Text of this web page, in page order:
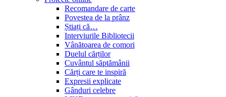
Recomandare de carte
Povestea de la prânz
Știați că…
Interviurile Bibliotecii
Vânătoarea de comori
Duelul cărților
Cuvântul săptămânii
Cărți care te inspiră
Expresii explicate
Gânduri celebre